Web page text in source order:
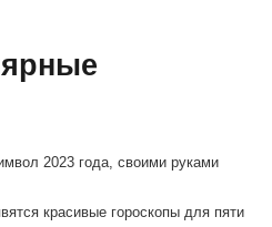
2023 года, своими руками
красивые гороскопы для пяти